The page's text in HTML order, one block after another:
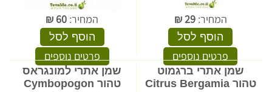
המחיר:29
₪
הוסף לסל
פרטים נוספים
המחיר: 60
₪
הוסף לסל
פרטים נוספים
שמן אתרי ברגמוט
טהור Citrus Bergamia
שמן אתרי למונגראס
טהור Cymbopogon